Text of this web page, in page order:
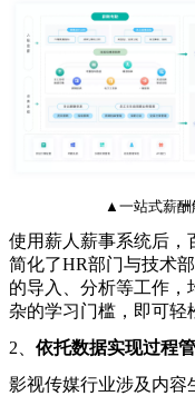
▲一站式薪酬
使用薪人薪事系统后，
简化了HR部门与技术
的导入、分析等工作，
杂的学习门槛，即可轻
2、 依托数据实现过程
影视传媒行业涉及内容